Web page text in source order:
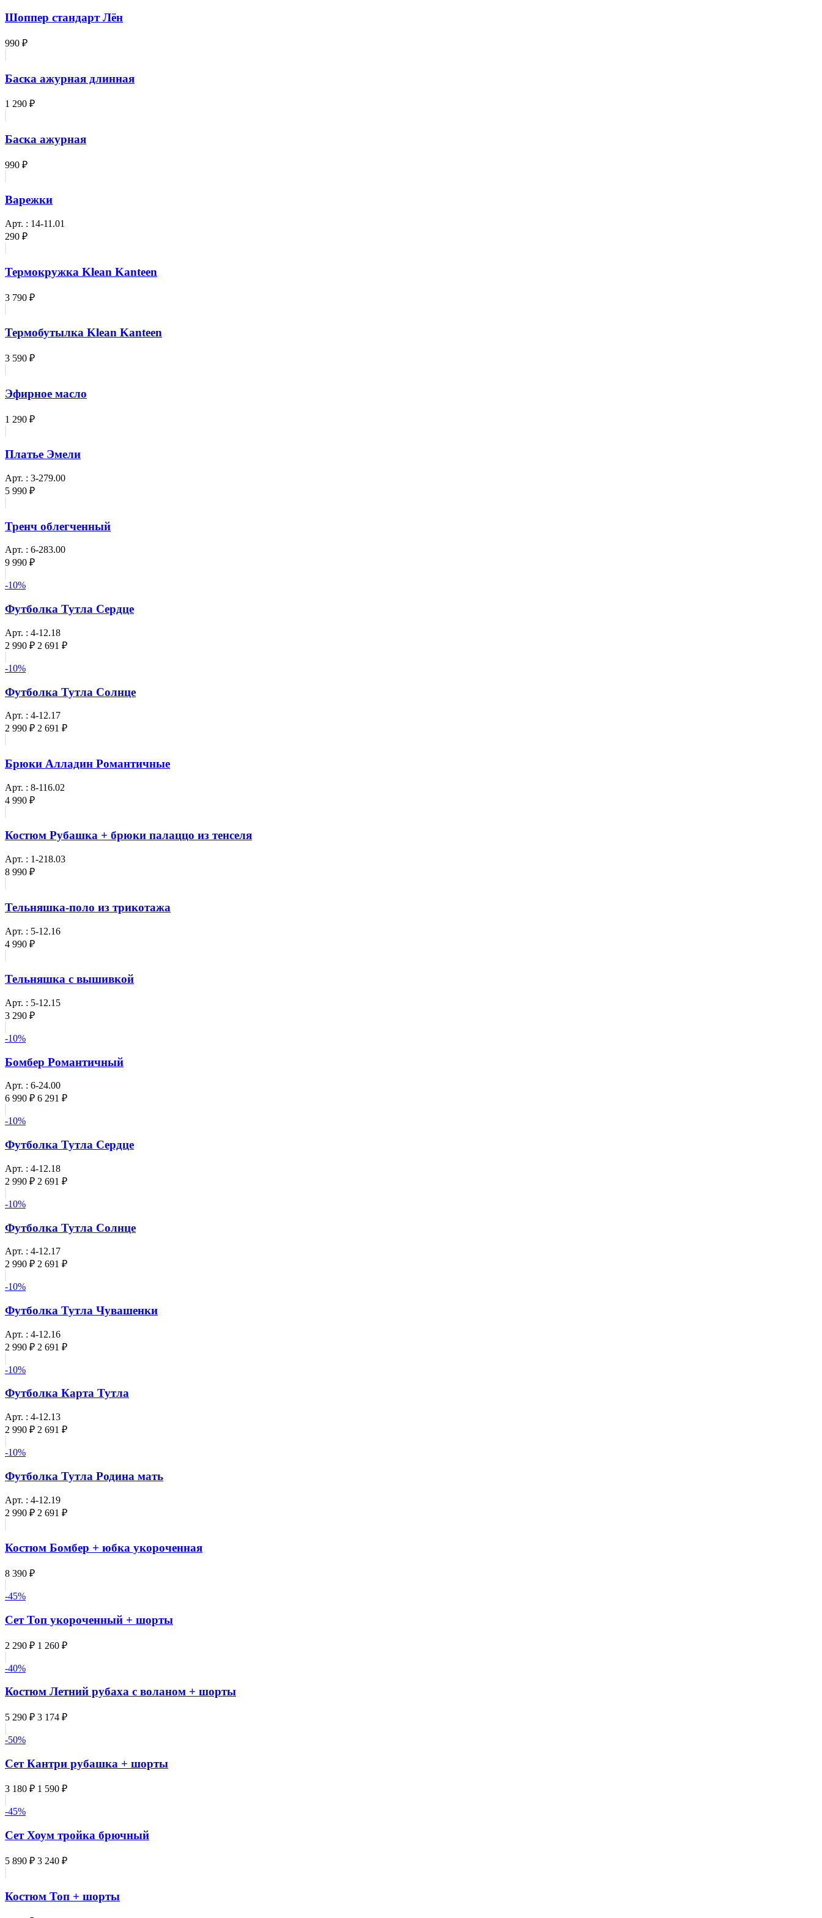
Шоппер стандарт Лён
990 ₽
Баска ажурная длинная
1 290 ₽
Баска ажурная
990 ₽
Варежки
Арт. : 14-11.01
290 ₽
Термокружка Klean Kanteen
3 790 ₽
Термобутылка Klean Kanteen
3 590 ₽
Эфирное масло
1 290 ₽
Платье Эмели
Арт. : 3-279.00
5 990 ₽
Тренч облегченный
Арт. : 6-283.00
9 990 ₽
-10%
Футболка Тутла Сердце
Арт. : 4-12.18
2 990 ₽ 2 691 ₽
-10%
Футболка Тутла Солнце
Арт. : 4-12.17
2 990 ₽ 2 691 ₽
Брюки Алладин Романтичные
Арт. : 8-116.02
4 990 ₽
Костюм Рубашка + брюки палаццо из тенселя
Арт. : 1-218.03
8 990 ₽
Тельняшка-поло из трикотажа
Арт. : 5-12.16
4 990 ₽
Тельняшка с вышивкой
Арт. : 5-12.15
3 290 ₽
-10%
Бомбер Романтичный
Арт. : 6-24.00
6 990 ₽ 6 291 ₽
-10%
Футболка Тутла Сердце
Арт. : 4-12.18
2 990 ₽ 2 691 ₽
-10%
Футболка Тутла Солнце
Арт. : 4-12.17
2 990 ₽ 2 691 ₽
-10%
Футболка Тутла Чувашенки
Арт. : 4-12.16
2 990 ₽ 2 691 ₽
-10%
Футболка Карта Тутла
Арт. : 4-12.13
2 990 ₽ 2 691 ₽
-10%
Футболка Тутла Родина мать
Арт. : 4-12.19
2 990 ₽ 2 691 ₽
Костюм Бомбер + юбка укороченная
8 390 ₽
-45%
Сет Топ укороченный + шорты
2 290 ₽ 1 260 ₽
-40%
Костюм Летний рубаха с воланом + шорты
5 290 ₽ 3 174 ₽
-50%
Сет Кантри рубашка + шорты
3 180 ₽ 1 590 ₽
-45%
Сет Хоум тройка брючный
5 890 ₽ 3 240 ₽
Костюм Топ + шорты